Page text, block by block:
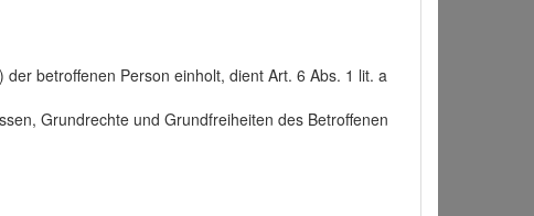
betroffenen Person einholt, dient Art. 6 Abs. 1 lit. a
Grundrechte und Grundfreiheiten des Betroffenen